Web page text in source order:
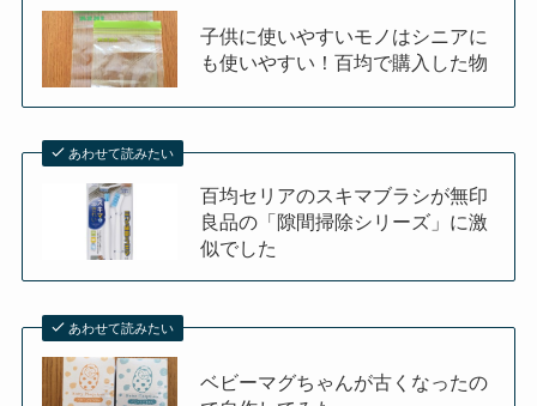
子供に使いやすいモノはシニアに
も使いやすい！百均で購入した物
あわせて読みたい
百均セリアのスキマブラシが無印
良品の「隙間掃除シリーズ」に激
似でした
あわせて読みたい
ベビーマグちゃんが古くなったの